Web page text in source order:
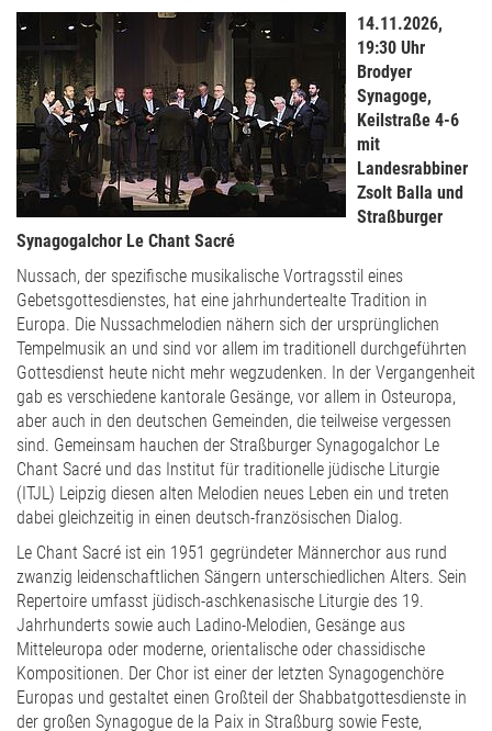
14.11.2026,
19:30 Uhr
Brodyer
Synagoge,
Keilstraße 4-6
mit
Landesrabbiner
Zsolt Balla und
Straßburger
Synagogalchor Le Chant Sacré
Nussach, der spezifische musikalische Vortragsstil eines
Gebetsgottesdienstes, hat eine jahrhundertealte Tradition in
Europa. Die Nussachmelodien nähern sich der ursprünglichen
Tempelmusik an und sind vor allem im traditionell durchgeführten
Gottesdienst heute nicht mehr wegzudenken. In der Vergangenheit
gab es verschiedene kantorale Gesänge, vor allem in Osteuropa,
aber auch in den deutschen Gemeinden, die teilweise vergessen
sind. Gemeinsam hauchen der Straßburger Synagogalchor Le
Chant Sacré und das Institut für traditionelle jüdische Liturgie
(ITJL) Leipzig diesen alten Melodien neues Leben ein und treten
dabei gleichzeitig in einen deutsch-französischen Dialog.
Le Chant Sacré ist ein 1951 gegründeter Männerchor aus rund
zwanzig leidenschaftlichen Sängern unterschiedlichen Alters. Sein
Repertoire umfasst jüdisch-aschkenasische Liturgie des 19.
Jahrhunderts sowie auch Ladino-Melodien, Gesänge aus
Mitteleuropa oder moderne, orientalische oder chassidische
Kompositionen. Der Chor ist einer der letzten Synagogenchöre
Europas und gestaltet einen Großteil der Shabbatgottesdienste in
der großen Synagogue de la Paix in Straßburg sowie Feste,